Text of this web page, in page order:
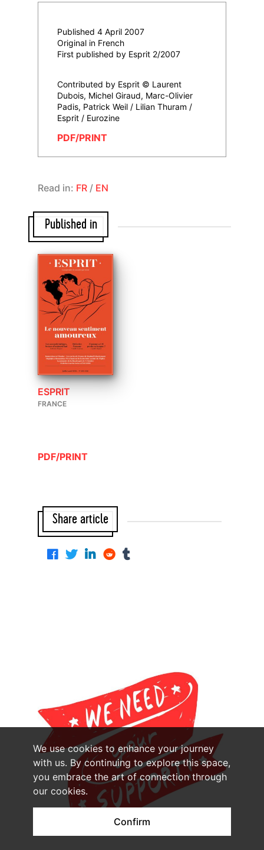
We use cookies to enhance your journey
with us. By continuing to explore this space,
you embrace the art of connection through
our cookies.
Confirm
Published 4 April 2007
Original in French
First published by Esprit 2/2007
Contributed by Esprit © Laurent
Dubois, Michel Giraud, Marc-Olivier
Padis, Patrick Weil / Lilian Thuram /
Esprit / Eurozine
PDF/PRINT
Read in: FR / EN
Published in
ESPRIT
FRANCE
PDF/PRINT
Share article